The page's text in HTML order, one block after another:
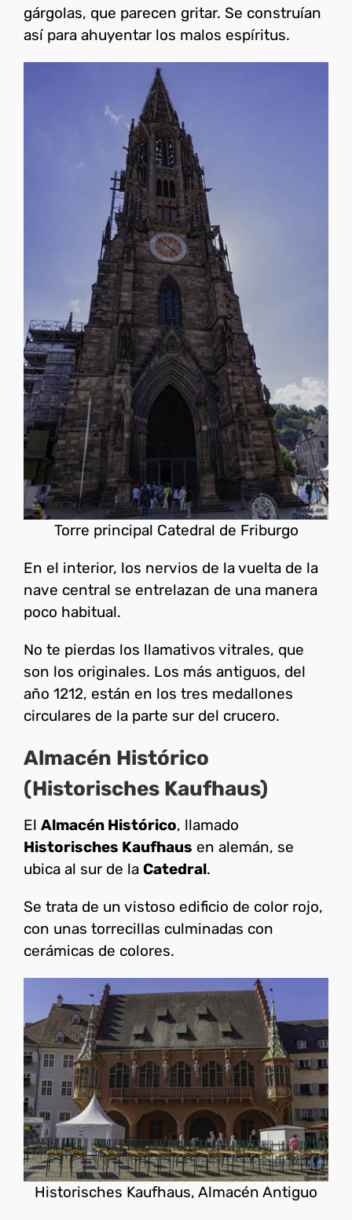
gárgolas, que parecen gritar. Se construían
así para ahuyentar los malos espíritus.
Torre principal Catedral de Friburgo
En el interior, los nervios de la vuelta de la
nave central se entrelazan de una manera
poco habitual.
No te pierdas los llamativos vitrales, que
son los originales. Los más antiguos, del
año 1212, están en los tres medallones
circulares de la parte sur del crucero.
Almacén Histórico
(Historisches Kaufhaus)
El Almacén Histórico, llamado
Historisches Kaufhaus en alemán, se
ubica al sur de la Catedral.
Se trata de un vistoso edificio de color rojo,
con unas torrecillas culminadas con
cerámicas de colores.
Historisches Kaufhaus, Almacén Antiguo